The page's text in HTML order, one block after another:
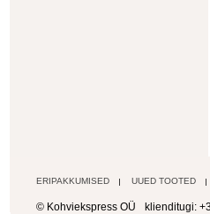
ERIPAKKUMISED UUED TOOTED
© Kohviekspress OÜ klienditugi: